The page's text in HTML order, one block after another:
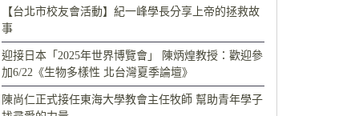
【台北市校友會活動】紀一峰學長分享上帝的拯救故
事
迎接日本「2025年世界博覽會」 陳炳煌教授：歡迎參
加6/22《生物多樣性 北台灣夏季論壇》
陳尚仁正式接任東海大學教會主任牧師 幫助青年學子